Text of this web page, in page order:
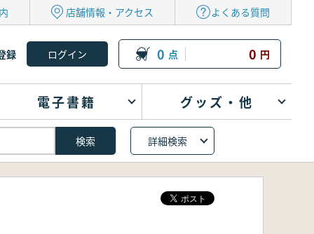
店舗情報・アクセス よくある質問
録 0 点 0 円
電子書籍 グッズ・他
詳細検索